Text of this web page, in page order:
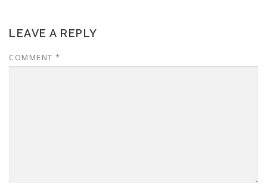
LEAVE A REPLY
COMMENT *